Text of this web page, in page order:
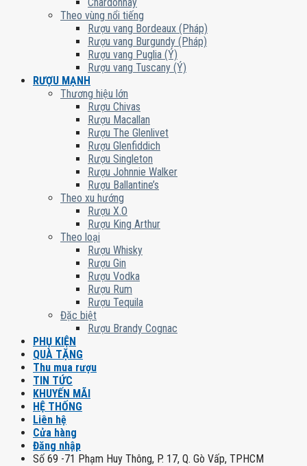
Theo vùng nổi tiếng
Rượu vang Bordeaux (Pháp)
Rượu vang Burgundy (Pháp)
Rượu vang Puglia (Ý)
Rượu vang Tuscany (Ý)
RƯỢU MẠNH
Thương hiệu lớn
Rượu Chivas
Rượu Macallan
Rượu The Glenlivet
Rượu Glenfiddich
Rượu Singleton
Rượu Johnnie Walker
Rượu Ballantine’s
Theo xu hướng
Rượu X.O
Rượu King Arthur
Theo loại
Rượu Whisky
Rượu Gin
Rượu Vodka
Rượu Rum
Rượu Tequila
Đặc biệt
Rượu Brandy Cognac
PHỤ KIỆN
QUÀ TẶNG
Thu mua rượu
TIN TỨC
KHUYẾN MÃI
HỆ THỐNG
Liên hệ
Cửa hàng
Đăng nhập
Số 69 -71 Phạm Huy Thông, P. 17, Q. Gò Vấp, TPHCM